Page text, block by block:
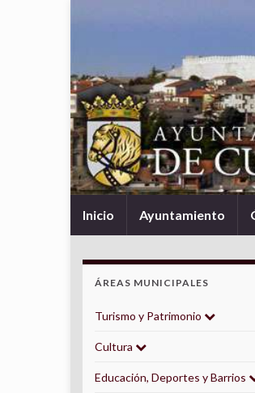
Inicio Ayuntamiento
ÁREAS MUNICIPALES
Turismo y Patrimonio
Cultura
Educación, Deportes y Barrios